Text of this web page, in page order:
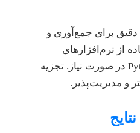
برای جمع‌آوری و
از نرم‌افزارهای
قدرتمندتر مانند R یا Python در صورت نیاز. تجزیه
و مدیریت‌پذیر.